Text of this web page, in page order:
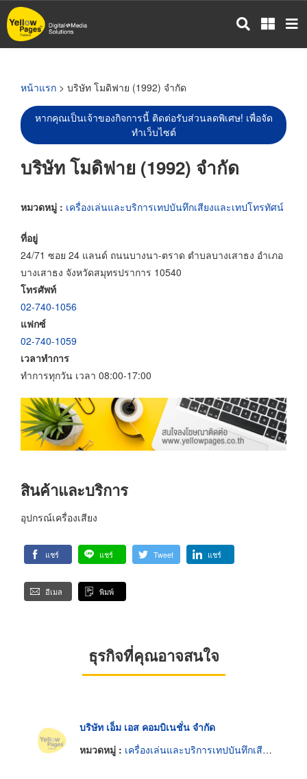
ข้าม
ไป
หน้าแรก > บริษัท โมดิฟาย (1992) จำกัด
หากคุณเป็นเจ้าของกิจการนี้ ติดต่อรับส่วนลดพิเศษ! เพื่อจัด
ทำเว็บไซต์
บริษัท โมดิฟาย (1992) จำกัด
หมวดหมู่ : เครื่องเล่นและบริการเทปบันทึกเสียงและเทปโทรทัศน์
ที่อยู่
24/71 ซอย 24 แลนด์ ถนนบางนา-ตราด ตำบลบางเสาธง อำเภอ
บางเสาธง จังหวัดสมุทรปราการ 10540
โทรศัพท์
02-740-1056
แฟกซ์
02-740-1059
เวลาทำการ
ทำการทุกวัน เวลา 08:00-17:00
สินค้าและบริการ
อุปกรณ์เครื่องเสียง
แชร์ แชร์ Tweet แชร์
อีเมล พิมพ์
ธุรกิจที่คุณอาจสนใจ
บริษัท เอ็ม เอส คอมบิเนชั่น จำกัด
หมวดหมู่ : เครื่องเล่นและบริการเทปบันทึกเสียงและเทปโทรทัศน์